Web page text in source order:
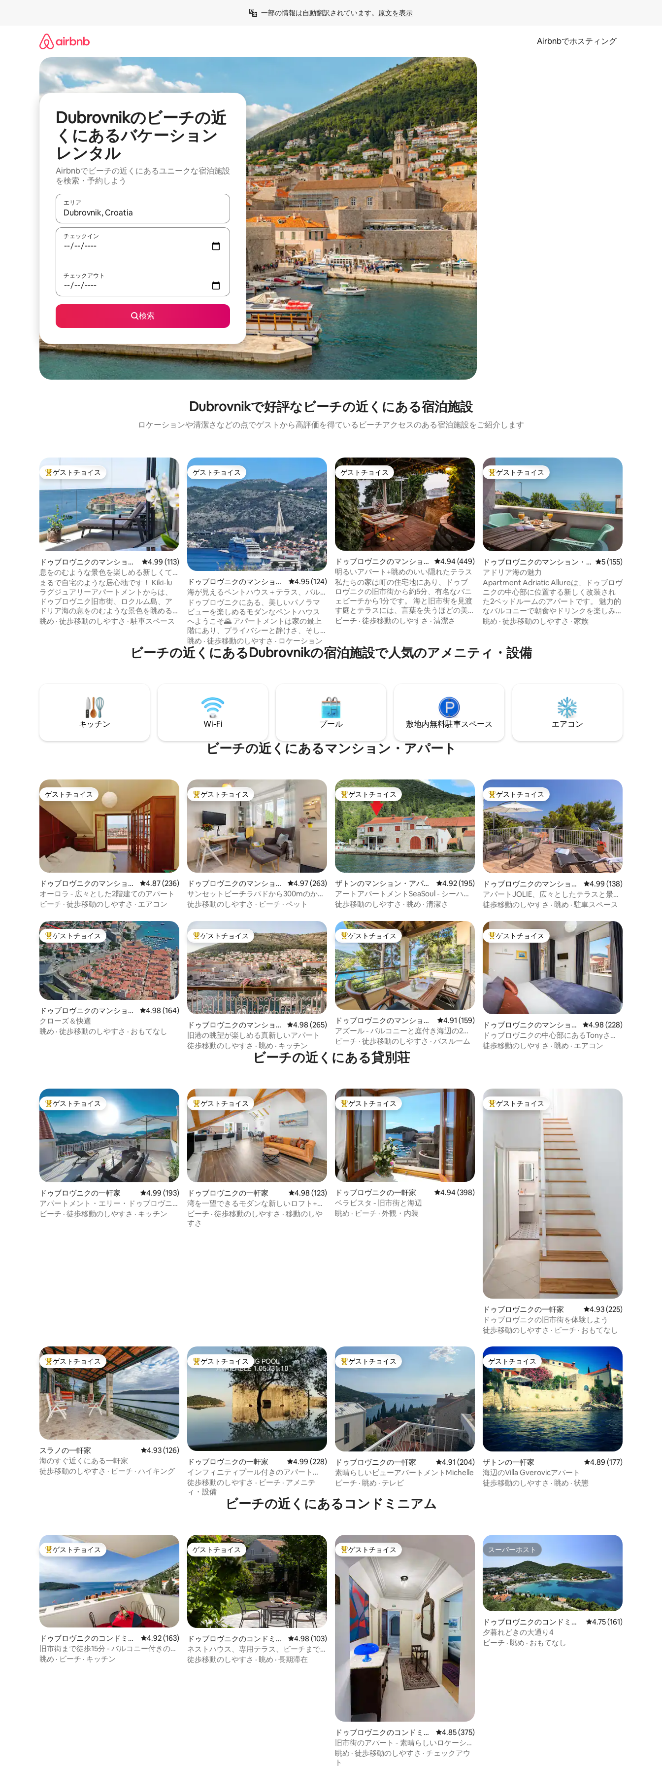
一部の情報は自動翻訳されています。 原文を表示
Airbnbでホスティング
Dubrovnikのビーチの近
くにあるバケーション
レンタル
Airbnbでビーチの近くにあるユニークな宿泊施設
を検索・予約しよう
エリア
検索結果が表示されたら、上下の矢印キーを使って移動するか、画面をタッチまたはスワイプして検索結果を確認することができます。
チェックイン
チェックアウト
検索
Dubrovnikで好評なビーチの近くにある宿泊施設
ロケーションや清潔さなどの点でゲストから高評価を得ているビーチアクセスのある宿泊施設をご紹介します
大好評のゲストチョイスです。
ゲストチョイス
ドゥブロヴニクのマンショ
ン・アパート
レビュー113件、5つ星中4.99つ星の平均評価
4.99 (113)
息をのむような景色を楽しめる新しくて
豪華な5つ星Kiki Lu Apart
まるで自宅のような居心地です！ Kiki-lu
ラグジュアリーアパートメントからは、
ドゥブロヴニク旧市街、ロクルム島、ア
ドリア海の息をのむような景色を眺める
ことができます。 設備の整った2ベッドル
必要なすべてのものが揃っています。 高
速インターネット、薄型テレビ、1階の駐
ヴニク旧市街、セント ジェイコブビー
チ、バンジェビーチ、ショップ、バー、
レストランが徒歩圏内にあります。
眺め · 徒歩移動のしやすさ ·駐車スペース
ゲストチョイス
ゲストチョイス
ドゥブロヴニクのマンショ
ン・アパート
レビュー124件、5つ星中4.95つ星の平均評価
4.95 (124)
海が見えるペントハウス＋テラス、バル
コニー／4人宿泊可能
ドゥブロヴニクにある、美しいパノラマ
ビューを楽しめるモダンなペントハウス
へようこそ🌄 アパートメントは家の最上
階にあり、プライバシーと静けさ、そし
てテラスとバルコニーという2つの屋外ス
ペースを備えています。朝のコーヒーや
夕方のリラックスには最適で、街やスル
のための設備が充実しています。 アパー
トメントは4名様で快適にご宿泊いただ
け、カップル、ご家族、お友達でのご利
用に最適です。
眺め · 徒歩移動のしやすさ · ロケーション
ゲストチョイス
ゲストチョイス
ドゥブロヴニクのマンショ
ン・アパート
レビュー449件、5つ星中4.94つ星の平均評価
4.94 (449)
明るいアパート+眺めのいい隠れたテラス
私たちの家は町の住宅地にあり、ドゥブ
ロヴニクの旧市街から約5分、有名なバニ
ェビーチから1分です。 海と旧市街を見渡
す庭とテラスには、言葉を失うほどの美
しさがあります！ 私たち家族は10年以上
す。ドゥブロヴニクでのご滞在を完璧な
ものにするために最善を尽くします。 ご
ビーチ · 徒歩移動のしやすさ · 清潔さ
大好評のゲストチョイスです。
ゲストチョイス
ドゥブロヴニクのマンション・
アパート
レビュー155件、5
5 (155)
アドリア海の魅力
Apartment Adriatic Allureは、ドゥブロヴ
ニクの中心部に位置する新しく改装され
た2ベッドルームのアパートです。 魅力的
なバルコニーで朝食やドリンクを楽しみ
ながら、アドリア海の壮大な景色をお楽
か数分の場所にあります。 近くにはいく
つかのカフェバー、レストラン、ショッ
眺め · 徒歩移動のしやすさ · 家族
ビーチの近くにあるDubrovnikの宿泊施設で人気のアメニティ・設備
キッチン Wi-Fi プール 敷地内無料駐⁠車ス⁠ペ⁠ー⁠ス エアコン
ビーチの近くにあるマンション・アパート
ゲストチョイス
ゲストチョイス
ドゥブロヴニクのマンショ
ン・アパート
レビュー236件、5つ星中4.87つ星の平均評価
4.87 (236)
オーロラ - 広々とした2階建てのアパート
ビーチ · 徒歩移動のしやすさ · エアコン
大好評のゲストチョイスです。
ゲストチョイス
ドゥブロヴニクのマンショ
ン・アパート
レビュー263件、5つ星中4.97つ星の平均評価
4.97 (263)
サンセットビーチラパドから300mのかわ
いいワンルームYou&Me
徒歩移動のしやすさ · ビーチ · ペット
大好評のゲストチョイスです。
ゲストチョイス
ザトンのマンション・アパー
ト
レビュー195件、5つ星中4.92つ星の平均評価
4.92 (195)
アートアパートメントSeaSoul - シーハウ
ス2 - ザトン
徒歩移動のしやすさ · 眺め · 清潔さ
大好評のゲストチョイスです。
ゲストチョイス
ドゥブロヴニクのマンショ
ン・アパート
レビュー138件、5つ
4.99 (138)
アパートJOLIE、広々としたテラスと景色
が良い眺め
徒歩移動のしやすさ · 眺め · 駐車スペース
大好評のゲストチョイスです。
ゲストチョイス
ドゥブロヴニクのマンショ
ン・アパート
レビュー164件、5つ星中4.98つ星の平均評価
4.98 (164)
クローズ＆快適
眺め · 徒歩移動のしやすさ · おもてなし
大好評のゲストチョイスです。
ゲストチョイス
ドゥブロヴニクのマンショ
ン・アパート
レビュー265件、5つ星中4.98つ星の平均評価
4.98 (265)
旧港の眺望が楽しめる真新しいアパート
徒歩移動のしやすさ · 眺め · キッチン
大好評のゲストチョイスです。
ゲストチョイス
ドゥブロヴニクのマンショ
ン・アパート
レビュー159件、5つ星中4.91つ星の平均評価
4.91 (159)
アズール - バルコニーと庭付き海辺の2寝
室アパート
ビーチ · 徒歩移動のしやすさ · バスルーム
大好評のゲストチョイスです。
ゲストチョイス
ドゥブロヴニクのマンショ
ン・アパート
レビュー228件、5つ星
4.98 (228)
ドゥブロヴニクの中心部にあるTonyさん
の宿泊先
徒歩移動のしやすさ · 眺め · エアコン
ビーチの近くにある貸別荘
大好評のゲストチョイスです。
ゲストチョイス
ドゥブロヴニクの一軒家 レビュー193件、5つ星中4.99つ星の平均評価
4.99 (193)
アパートメント・エリー・ドゥブロヴニ
ク
ビーチ · 徒歩移動のしやすさ · キッチン
大好評のゲストチョイスです。
ゲストチョイス
ドゥブロヴニクの一軒家 レビュー123件、5つ星中4.98つ星の平均評価
4.98 (123)
湾を一望できるモダンな新しいロフト+駐
車場
ビーチ · 徒歩移動のしやすさ · 移動のしや
すさ
大好評のゲストチョイスです。
ゲストチョイス
ドゥブロヴニクの一軒家 レビュー398件、5つ星中4.94つ星の平均評価
4.94 (398)
ベラビスタ - 旧市街と海辺
眺め · ビーチ · 外観・内装
大好評のゲストチョイスです。
ゲストチョイス
ドゥブロヴニクの一軒家 レビュー225件、5つ
4.93 (225)
ドゥブロヴニクの旧市街を体験しよう
徒歩移動のしやすさ · ビーチ · おもてなし
大好評のゲストチョイスです。
ゲストチョイス
スラノの一軒家 レビュー126件、5つ星中4.93つ星の平均評価
4.93 (126)
海のすぐ近くにある一軒家
徒歩移動のしやすさ · ビーチ · ハイキング
大好評のゲストチョイスです。
ゲストチョイス
ドゥブロヴニクの一軒家 レビュー228件、5つ星中4.99つ星の平均評価
4.99 (228)
インフィニティプール付きのアパート
MORE
徒歩移動のしやすさ · ビーチ · アメニテ
ィ・設備
大好評のゲストチョイスです。
ゲストチョイス
ドゥブロヴニクの一軒家 レビュー204件、5つ星中4.91つ星の平均評価
4.91 (204)
素晴らしいビューアパートメントMichelle
ビーチ · 眺め · テレビ
ゲストチョイス
ゲストチョイス
ザトンの一軒家 レビュー177件、5つ
4.89 (177)
海辺のVilla Gverovicアパート
徒歩移動のしやすさ · 眺め · 状態
ビーチの近くにあるコンドミニアム
大好評のゲストチョイスです。
ゲストチョイス
ドゥブロヴニクのコンドミニ
アム
レビュー163件、5つ星中4.92つ星の平均評価
4.92 (163)
旧市街まで徒歩15分 - バルコニー付きの完
璧な2寝室
眺め · ビーチ · キッチン
ゲストチョイス
ゲストチョイス
ドゥブロヴニクのコンドミニ
アム
レビュー103件、5つ星中4.98つ星の平均評価
4.98 (103)
ネストハウス、専用テラス、ビーチまで
徒歩10分
徒歩移動のしやすさ · 眺め · 長期滞在
大好評のゲストチョイスです。
ゲストチョイス
ドゥブロヴニクのコンドミニ
アム
レビュー375件、5つ星中4.85つ星の平均評価
4.85 (375)
旧市街のアパート - 素晴らしいロケーショ
ン
眺め · 徒歩移動のしやすさ · チェックアウ
ト
スーパーホスト
スーパーホスト
ドゥブロヴニクのコンドミニ
アム
レビュー161件、5つ
4.75 (161)
夕暮れどきの大通り4
ビーチ · 眺め · おもてなし